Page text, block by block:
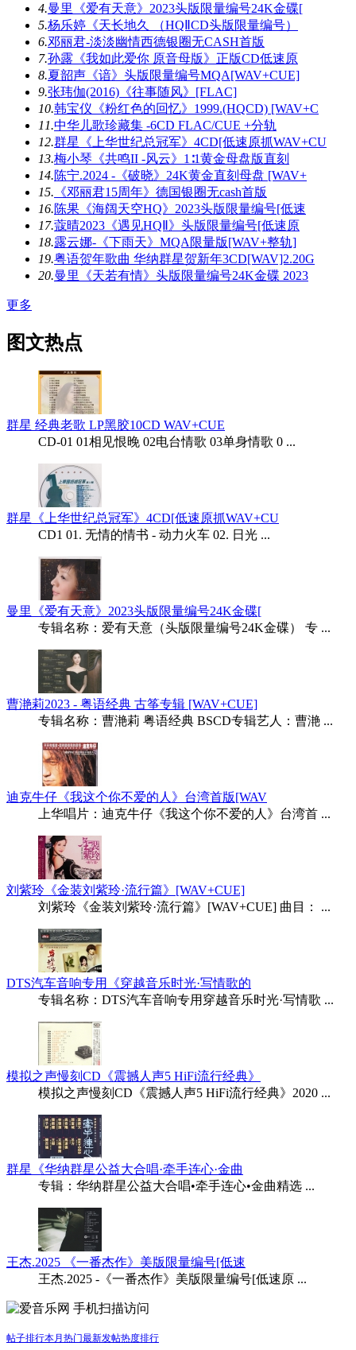
4.曼里《爱有天意》2023头版限量编号24K金碟[
5.杨乐婷《天长地久 （HQⅡCD头版限量编号）
6.邓丽君-淡淡幽情西德银圈无CASH首版
7.孙露《我如此爱你 原音母版》正版CD低速原
8.夏韶声《谙》头版限量编号MQA[WAV+CUE]
9.张玮伽(2016)《往事随风》[FLAC]
10.韩宝仪《粉红色的回忆》1999.(HQCD) [WAV+C
11.中华儿歌珍藏集 -6CD FLAC/CUE +分轨
12.群星《上华世纪总冠军》4CD[低速原抓WAV+CU
13.梅小琴《共鸣II -风云》1∶1黄金母盘版直刻
14.陈宁.2024 -《破晓》24K黄金直刻母盘 [WAV+
15. 《邓丽君15周年》德国银圈无cash首版
16.陈果《海阔天空HQ》2023头版限量编号[低速
17.蔻晴2023《遇见HQⅡ》头版限量编号[低速原
18.露云娜-《下雨天》MQA限量版[WAV+整轨]
19.粤语贺年歌曲 华纳群星贺新年3CD[WAV]2.20G
20.曼里《天若有情》头版限量编号24K金碟 2023
更多
图文热点
群星 经典老歌 LP黑胶10CD WAV+CUE
CD-01 01相见恨晚 02电台情歌 03单身情歌 0 ...
群星《上华世纪总冠军》4CD[低速原抓WAV+CU
CD1 01. 无情的情书 - 动力火车 02. 日光 ...
曼里《爱有天意》2023头版限量编号24K金碟[
专辑名称：爱有天意（头版限量编号24K金碟） 专 ...
曹滟莉2023 - 粤语经典 古筝专辑 [WAV+CUE]
专辑名称：曹滟莉 粤语经典 BSCD专辑艺人：曹滟 ...
迪克牛仔《我这个你不爱的人》台湾首版[WAV
上华唱片：迪克牛仔《我这个你不爱的人》台湾首 ...
刘紫玲《金装刘紫玲·流行篇》[WAV+CUE]
刘紫玲《金装刘紫玲·流行篇》[WAV+CUE] 曲目： ...
DTS汽车音响专用《穿越音乐时光·写情歌的
专辑名称：DTS汽车音响专用穿越音乐时光·写情歌 ...
模拟之声慢刻CD《震撼人声5 HiFi流行经典》
模拟之声慢刻CD《震撼人声5 HiFi流行经典》2020 ...
群星《华纳群星公益大合唱·牵手连心·金曲
专辑：华纳群星公益大合唱•牵手连心•金曲精选 ...
王杰.2025 《一番杰作》美版限量编号[低速
王杰.2025 -《一番杰作》美版限量编号[低速原 ...
手机扫描访问
帖子排行本月热门最新发帖热度排行